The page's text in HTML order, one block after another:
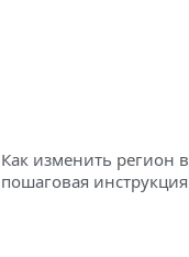
Как изменить регион
пошаговая инструкция